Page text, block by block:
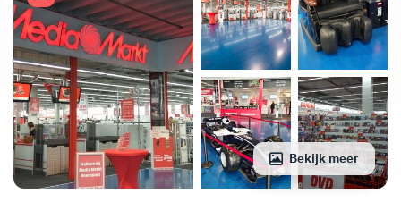
Bekijk meer